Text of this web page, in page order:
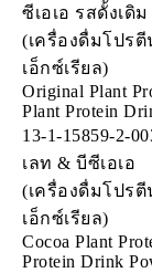
ซีเอเอ รสดั้งเดิม
(เครื่องดื่มโปร
เอ็กซ์เรียล)
Original Plant
Plant Protein
13-1-15859-2-
เลท & บีซีเอเอ
(เครื่องดื่มโปร
เอ็กซ์เรียล)
Cocoa Plant
Protein Drink